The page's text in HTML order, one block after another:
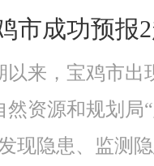
市成功预报
以来，宝鸡市出
然资源和规划局
现隐患、监测